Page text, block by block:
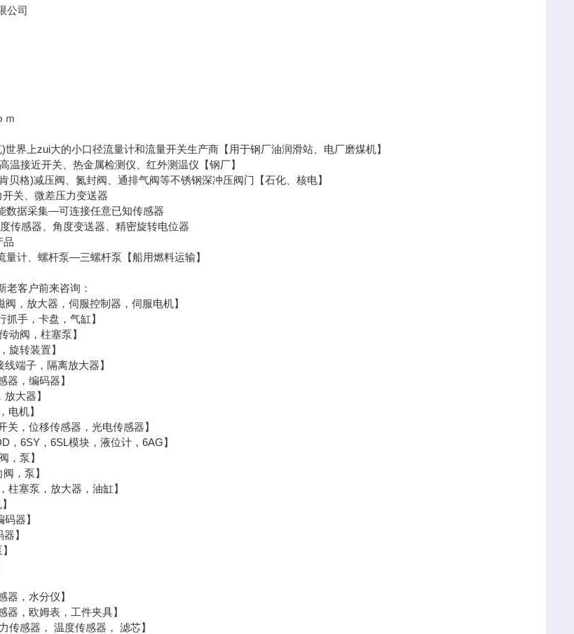
公司
ｍ
世界上zui大的小口径流量计和流量开关生产商【用于钢厂油润滑站、电厂磨煤机】
温接近开关、热金属检测仪、红外测温仪【钢厂】
贝格)减压阀、氮封阀、通排气阀等不锈钢深冲压阀门【石化、核电】
关、微差压力变送器
数据采集—可连接任意已知传感器
传感器、角度变送器、精密旋转电位器
品
量计、螺杆泵—三螺杆泵【船用燃料运输】
老客户前来咨询：
，放大器，伺服控制器，伺服电机】
手，卡盘，气缸】
阀，柱塞泵】
转装置】
端子，隔离放大器】
，编码器】
器】
机】
，位移传感器，光电传感器】
6SY，6SL模块，液位计，6AG】
泵】
，泵】
塞泵，放大器，油缸】
器】
】
，水分仪】
，欧姆表，工件夹具】
感器， 温度传感器， 滤芯】